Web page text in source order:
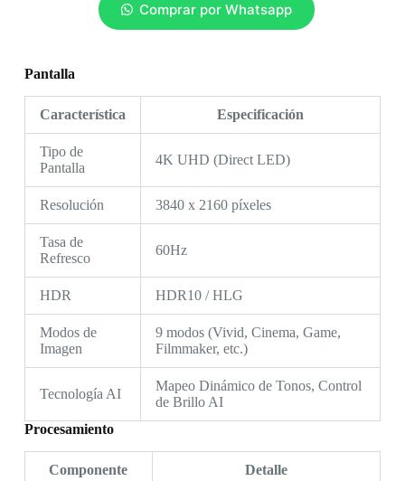
Comprar por Whatsapp
Pantalla
Característica Especificación
Tipo de
Pantalla
4K UHD (Direct LED)
Resolución 3840 x 2160 píxeles
Tasa de
Refresco
60Hz
HDR HDR10 / HLG
Modos de
Imagen
9 modos (Vivid, Cinema, Game,
Filmmaker, etc.)
Tecnología AI
Mapeo Dinámico de Tonos, Control
de Brillo AI
Procesamiento
Componente Detalle